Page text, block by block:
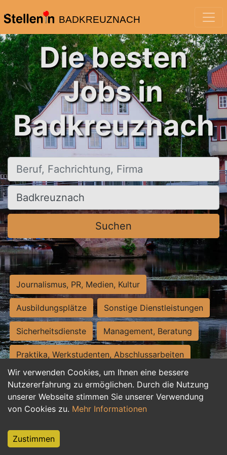
BADKREUZNACH
Wir verwenden Cookies, um Ihnen eine bessere
Nutzererfahrung zu ermöglichen. Durch die Nutzung
unserer Webseite stimmen Sie unserer Verwendung
von Cookies zu. Mehr Informationen
Zustimmen
Die besten
Jobs in
Badkreuznach
Beruf, Fachrichtung, Firma
Ort, Stadt
Suchen
Journalismus, PR, Medien, Kultur
Ausbildungsplätze Sonstige Dienstleistungen
Sicherheitsdienste Management, Beratung
Praktika, Werkstudenten, Abschlussarbeiten
Personalwesen Assistenz, Sekretariat
Hilfskräfte, Aushilfs- und Nebenjobs
Weiterbildung, Studium, duale Ausbildung